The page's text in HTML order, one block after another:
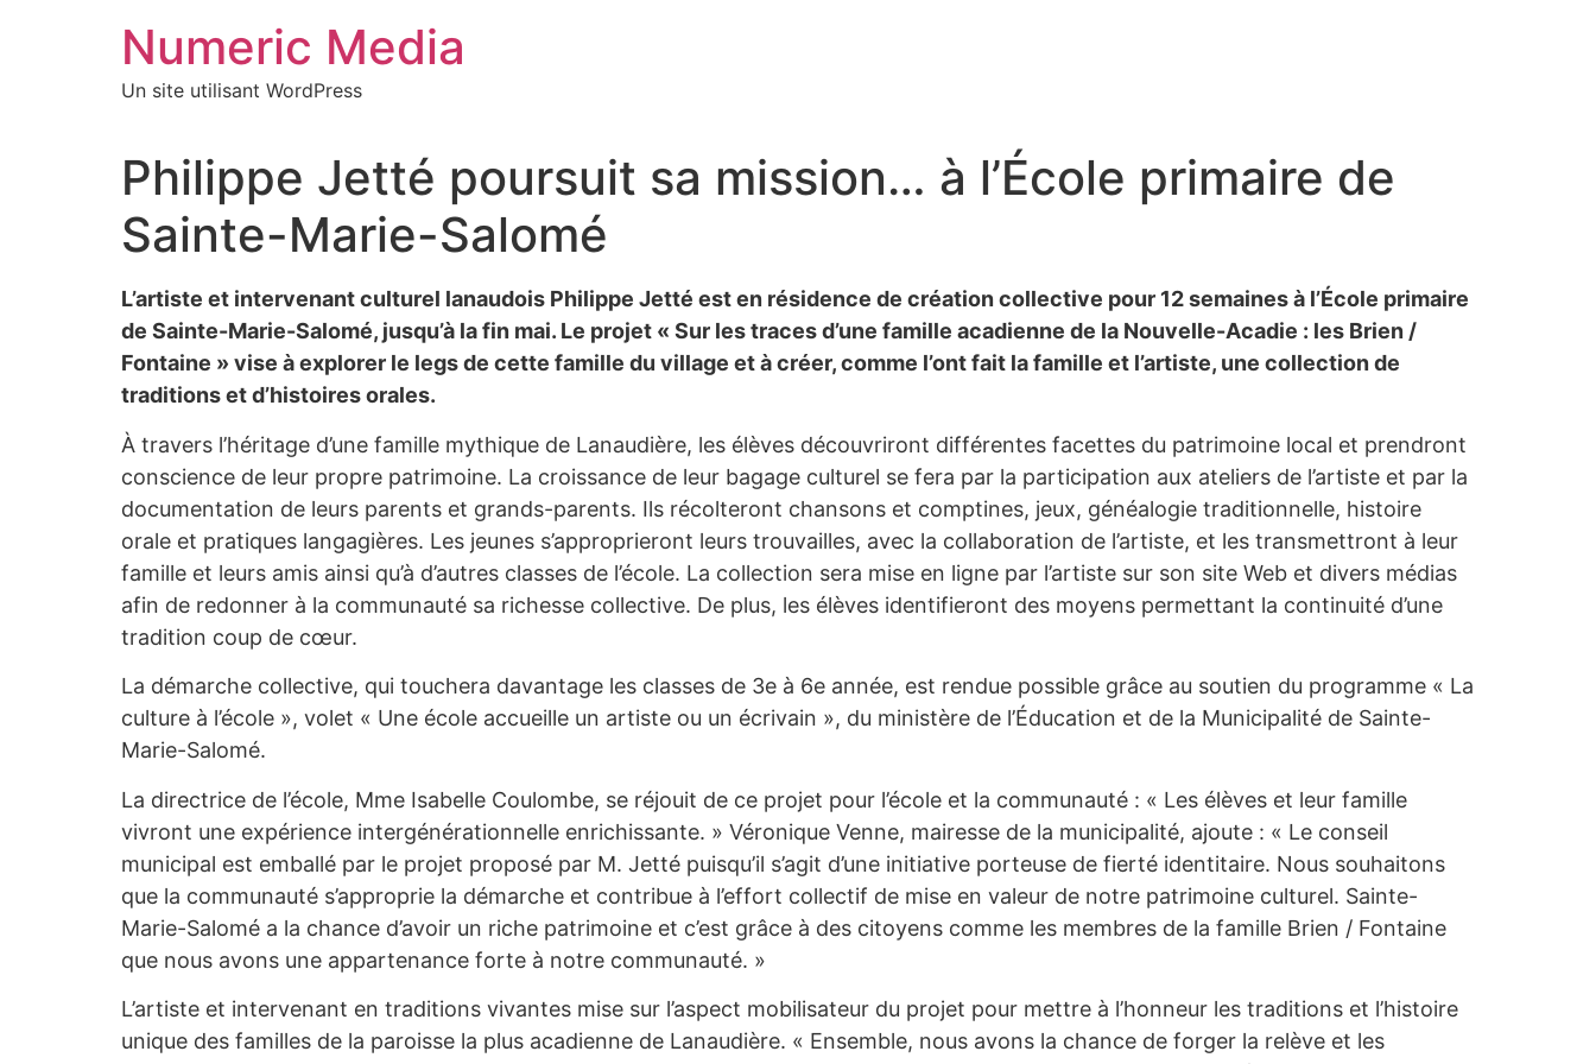
Numeric Media
Un site utilisant WordPress
Philippe Jetté poursuit sa mission… à l’École primaire de
Sainte-Marie-Salomé
L’artiste et intervenant culturel lanaudois Philippe Jetté est en résidence de création collective pour 12 semaines à l’École primaire
de Sainte-Marie-Salomé, jusqu’à la fin mai. Le projet « Sur les traces d’une famille acadienne de la Nouvelle-Acadie : les Brien /
Fontaine » vise à explorer le legs de cette famille du village et à créer, comme l’ont fait la famille et l’artiste, une collection de
traditions et d’histoires orales.
À travers l’héritage d’une famille mythique de Lanaudière, les élèves découvriront différentes facettes du patrimoine local et prendront
conscience de leur propre patrimoine. La croissance de leur bagage culturel se fera par la participation aux ateliers de l’artiste et par la
documentation de leurs parents et grands-parents. Ils récolteront chansons et comptines, jeux, généalogie traditionnelle, histoire
orale et pratiques langagières. Les jeunes s’approprieront leurs trouvailles, avec la collaboration de l’artiste, et les transmettront à leur
famille et leurs amis ainsi qu’à d’autres classes de l’école. La collection sera mise en ligne par l’artiste sur son site Web et divers médias
afin de redonner à la communauté sa richesse collective. De plus, les élèves identifieront des moyens permettant la continuité d’une
tradition coup de cœur.
La démarche collective, qui touchera davantage les classes de 3e à 6e année, est rendue possible grâce au soutien du programme « La
culture à l’école », volet « Une école accueille un artiste ou un écrivain », du ministère de l’Éducation et de la Municipalité de Sainte-
Marie-Salomé.
La directrice de l’école, Mme Isabelle Coulombe, se réjouit de ce projet pour l’école et la communauté : « Les élèves et leur famille
vivront une expérience intergénérationnelle enrichissante. » Véronique Venne, mairesse de la municipalité, ajoute : « Le conseil
municipal est emballé par le projet proposé par M. Jetté puisqu’il s’agit d’une initiative porteuse de fierté identitaire. Nous souhaitons
que la communauté s’approprie la démarche et contribue à l’effort collectif de mise en valeur de notre patrimoine culturel. Sainte-
Marie-Salomé a la chance d’avoir un riche patrimoine et c’est grâce à des citoyens comme les membres de la famille Brien / Fontaine
que nous avons une appartenance forte à notre communauté. »
L’artiste et intervenant en traditions vivantes mise sur l’aspect mobilisateur du projet pour mettre à l’honneur les traditions et l’histoire
unique des familles de la paroisse la plus acadienne de Lanaudière. « Ensemble, nous avons la chance de forger la relève et les